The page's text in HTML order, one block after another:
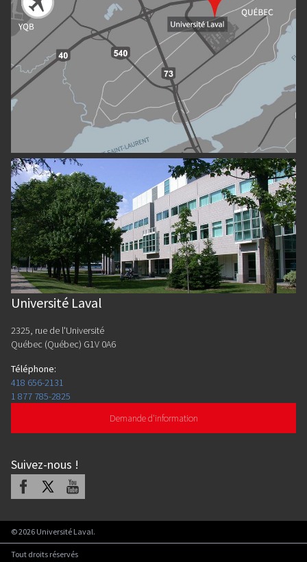
Université Laval
2325, rue de l'Université
Québec (Québec) G1V 0A6
Téléphone:
418 656-2131
1 877 785-2825
Demande d'information
Suivez-nous !
Facebook Youtube
©2026 Université Laval.
Tout droits réservés